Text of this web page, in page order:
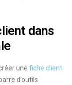
dans
une fiche client
d’outils